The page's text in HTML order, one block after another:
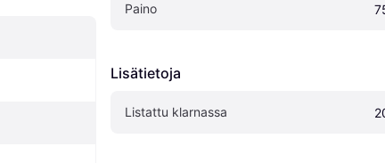
Paino
Lisätietoja
Listattu klarnassa